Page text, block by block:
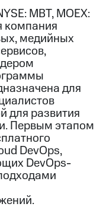
MBT, MOEX:
компания
медийных
для
для развития
Первым этапом
DevOps,
DevOps-